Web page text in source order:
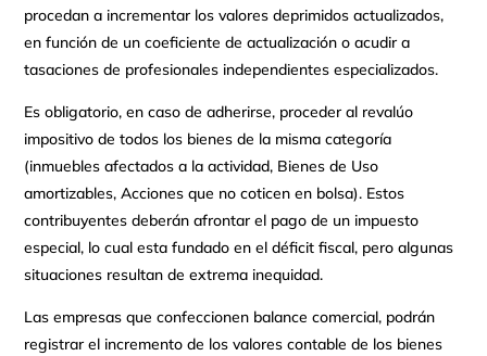
procedan a incrementar los valores deprimidos actualizados,
en función de un coeficiente de actualización o acudir a
tasaciones de profesionales independientes especializados.
Es obligatorio, en caso de adherirse, proceder al revalúo
impositivo de todos los bienes de la misma categoría
(inmuebles afectados a la actividad, Bienes de Uso
amortizables, Acciones que no coticen en bolsa). Estos
contribuyentes deberán afrontar el pago de un impuesto
especial, lo cual esta fundado en el déficit fiscal, pero algunas
situaciones resultan de extrema inequidad.
Las empresas que confeccionen balance comercial, podrán
registrar el incremento de los valores contable de los bienes